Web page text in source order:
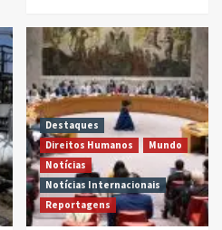
Destaques
Direitos Humanos
Mundo
Notícias
Notícias Internacionais
Reportagens